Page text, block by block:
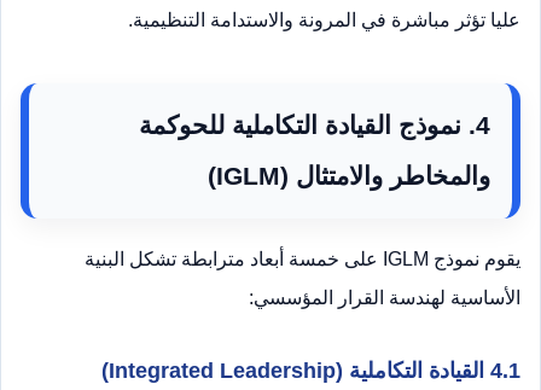
عليا تؤثر مباشرة في المرونة والاستدامة التنظيمية.
4. نموذج القيادة التكاملية للحوكمة
والمخاطر والامتثال (IGLM)
يقوم نموذج IGLM على خمسة أبعاد مترابطة تشكل البنية
الأساسية لهندسة القرار المؤسسي:
4.1 القيادة التكاملية (Integrated Leadership)